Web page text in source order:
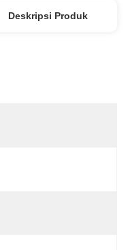
Deskripsi Produk